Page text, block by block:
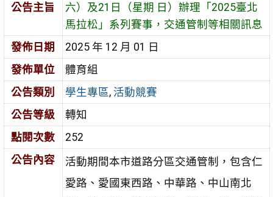
公告主旨
六）及21日（星期 日）辦理「2025臺北
馬拉松」系列賽事，交通管制等相關訊息
發佈日期
2025 年 12 月 01 日
發佈單位
體育組
公告類別
學生專區, 活動競賽
公告等級
轉知
點閱次數
252
公告內容
活動期間本市道路分區交通管制，包含仁
愛路、愛國東西路、中華路、中山南北